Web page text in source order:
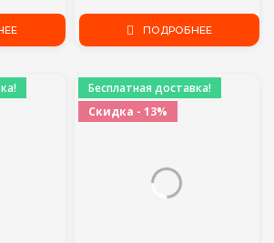
Дисплей
Дома
панели бытовая варочная
панель для кухни бытовая
ПОДРОБНЕЕ
Бесплатная доставка!
Скидка - 13%